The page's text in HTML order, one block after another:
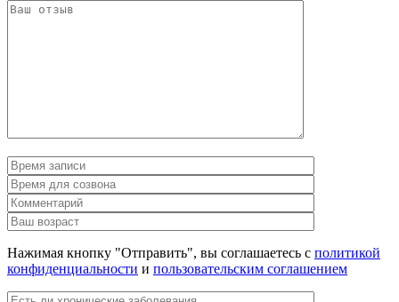
Нажимая кнопку "Отправить", вы соглашаетесь с политикой
конфиденциальности и пользовательским соглашением